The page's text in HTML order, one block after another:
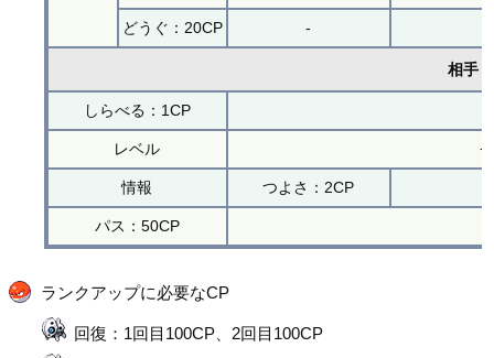
どうぐ：20CP -
相手
しらべる：1CP
レベル
情報 つよさ：2CP
パス：50CP
ランクアップに必要なCP
回復：1回目100CP、2回目100CP